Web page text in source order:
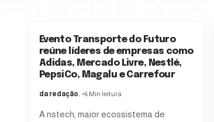
Evento Transporte do Futuro
reúne líderes de empresas como
Adidas, Mercado Livre, Nestlé,
PepsiCo, Magalu e Carrefour
da redação. 6 Min leitura
A nstech, maior ecossistema de